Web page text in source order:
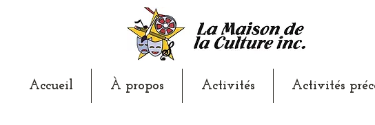
Accueil À propos Activités Activités